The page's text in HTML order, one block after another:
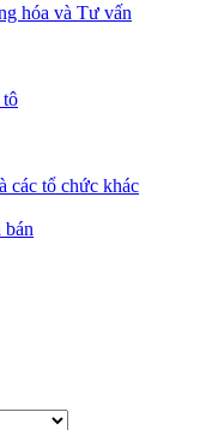
hóa và Tư vấn
tô
các tổ chức khác
bán